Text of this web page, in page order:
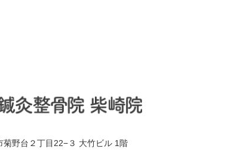
野台２丁目22−３ 大竹ビル 1階